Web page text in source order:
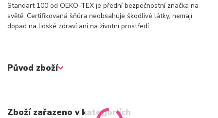
Standart 100 od OEKO-TEX je přední bezpečnostní značka na
světě. Certifikovaná šňůra neobsahuje škodlivé látky, nemají
dopad na lidské zdraví ani na životní prostředí.
Původ zboží
Zboží zařazeno v kategoriích